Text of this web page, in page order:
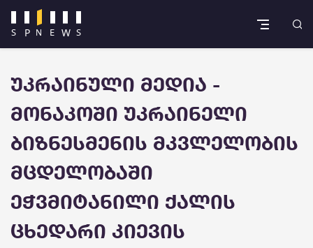
უკრაინული მედია -
მონაკოში უკრაინელი
ბიზნესმენის მკვლელობის
მცდელობაში
ეჭვმიტანილი ქალის
ცხედარი კიევის